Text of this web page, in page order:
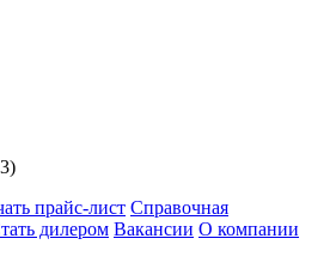
прайс-лист Справочная
дилером Вакансии О компании